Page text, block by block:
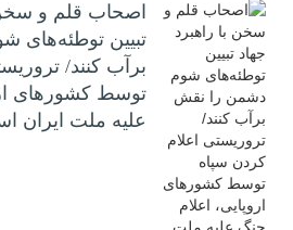
اصحاب قلم و سخن
تبیین
برآب کنند/
توسط کشورهای
علیه ملت ایران